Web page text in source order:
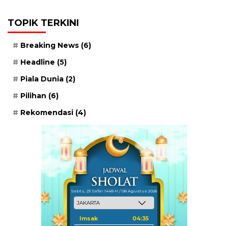
TOPIK TERKINI
Breaking News (6)
Headline (5)
Piala Dunia (2)
Pilihan (6)
Rekomendasi (4)
Sabtu, 23 Safar 1448 H / 08 Agustus 2026
Imsak 04:35